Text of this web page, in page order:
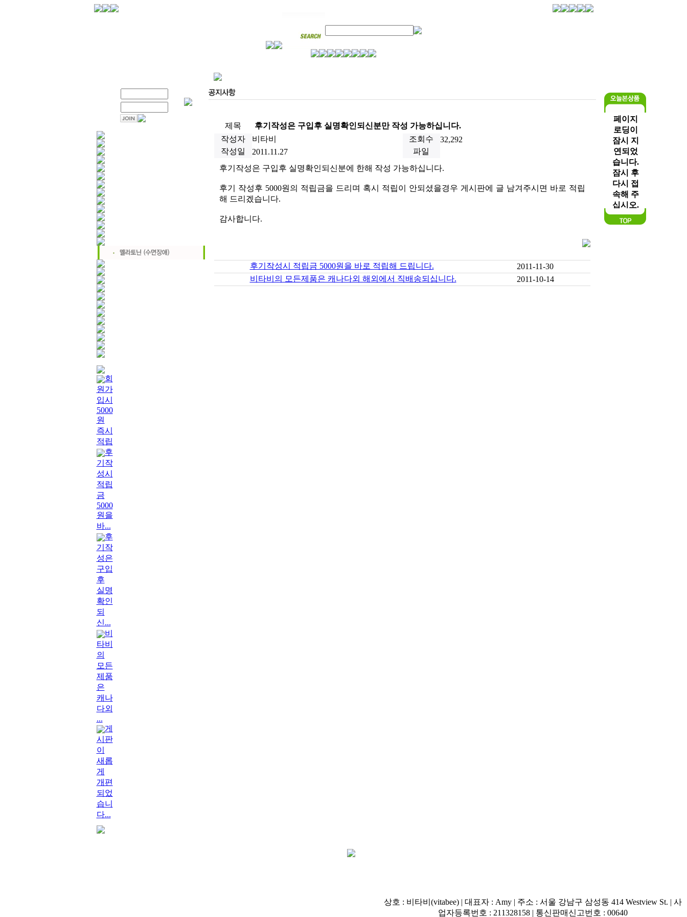
회
원가
입시
5000
원
즉시
적립
후
기작
성시
적립
금
5000
원을
바...
후
기작
성은
구입
후
실명
확인
되
신...
비
타비
의
모든
제품
은
캐나
다외
...
게
시판
이
새롭
게
개편
되었
습니
다...
제목
후기작성은 구입후 실명확인되신분만 작성 가능하십니다.
작성자
비타비 조회수
32,292
작성일
2011.11.27
파일
후기작성은 구입후 실명확인되신분에 한해 작성 가능하십니다.
후기 작성후 5000원의 적립금을 드리며 혹시 적립이 안되셨을경우 게시판에 글 남겨주시면 바로 적립
해 드리겠습니다.
감사합니다.
후기작성시 적립금 5000원을 바로 적립해 드립니다.
2011-11-30
비타비의 모든제품은 캐나다외 해외에서 직배송되십니다.
2011-10-14
상호 : 비타비(vitabee) | 대표자 : Amy | 주소 : 서울 강남구 삼성동 414 Westview St. | 사
업자등록번호 : 211328158 | 통신판매신고번호 : 00640